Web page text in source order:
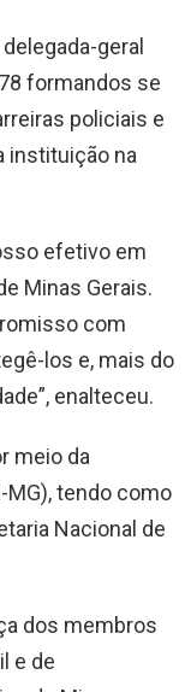
geral
formandos se
policiais e
instituição na
efetivo em
Minas Gerais.
com
los e, mais do
enalteceu.
meio da
MG), tendo como
Nacional de
dos membros
e de